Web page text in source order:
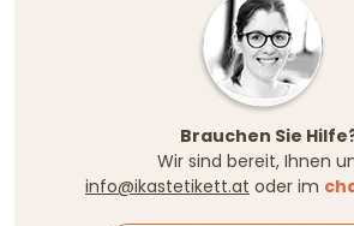
Brauchen Sie
Wir sind bereit, Ihnen
info@ikastetikett.at oder im